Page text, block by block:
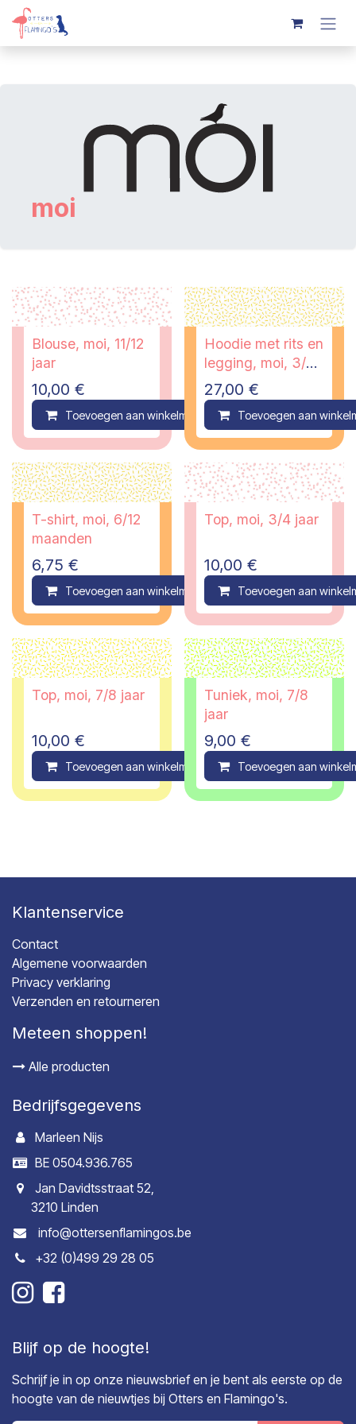
Overslaan naar inhoud
moi
Blouse, moi, 11/12
jaar
10,00 €
Toevoegen aan winkelmandje Compare
Hoodie met rits en
legging, moi, 3/4
jaar
27,00 €
Toevoegen aan
T-shirt, moi, 6/12
maanden
6,75 €
Toevoegen aan winkelmandje Compare
Top, moi, 3/4 jaar
10,00 €
Toevoegen aan
Top, moi, 7/8 jaar
10,00 €
Toevoegen aan winkelmandje Compare
Tuniek, moi, 7/8
jaar
9,00 €
Toevoegen aan
Klantenservice
Contact
Algemene voorwaarden
Privacy verklaring
Verzenden en retourneren
Meteen shoppen!
Alle producten
Bedrijfsgegevens
Marleen Nijs
BE 0504.936.765
Jan Davidtsstraat 52,
3210 Linden
info@ottersenflamingos.be
+32 (0)499 29 28 05
Blijf op de hoogte!
Schrijf je in op onze nieuwsbrief en je bent als eerste op de
hoogte van de nieuwtjes bij Otters en Flamingo's.